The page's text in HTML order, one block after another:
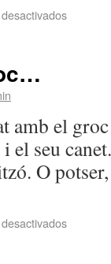
amb el
el seu
O